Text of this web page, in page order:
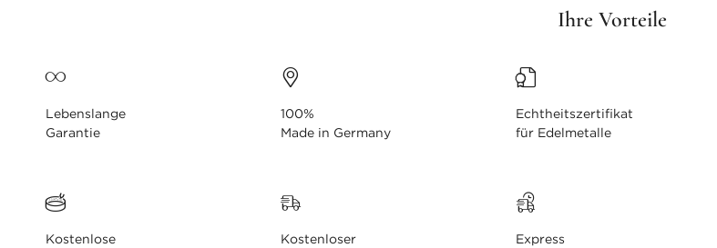
Ihre Vorteile
Lebenslange
Garantie
100%
Made in Germany
Echtheitszertifikat
für Edelmetalle
Kostenlose
Kostenloser
Express